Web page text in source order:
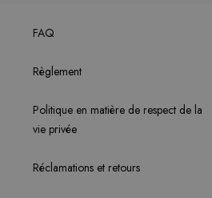
FAQ
Règlement
Politique en matière de respect de la
vie privée
Réclamations et retours